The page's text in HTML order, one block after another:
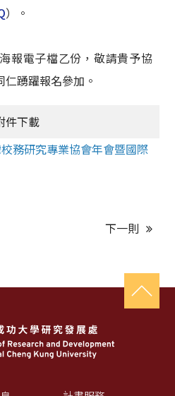
）。
報電子檔乙份，敬請貴予協
踴躍報名參加。
件下載
務研究專業協會年會暨國際
下一則